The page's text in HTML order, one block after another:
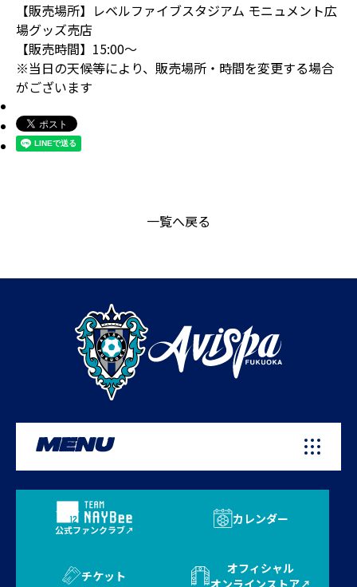
【販売場所】レベルファイブスタジアム モニュメント広
場グッズ売店
【販売時間】15:00～
※当日の天候等により、販売場所・時間を変更する場合
がございます
一覧へ戻る
MENU
公式ファンクラブ
カレンダー
チケット
オフィシャル
オンラインストア